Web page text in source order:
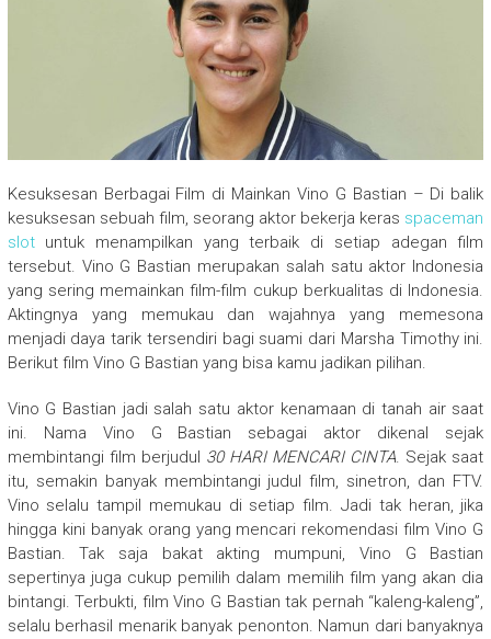
Kesuksesan Berbagai Film di Mainkan Vino G Bastian – Di balik
kesuksesan sebuah film, seorang aktor bekerja keras spaceman
slotuntuk menampilkan yang terbaik di setiap adegan film
tersebut. Vino G Bastian merupakan salah satu aktor Indonesia
yang sering memainkan film-film cukup berkualitas di Indonesia.
Aktingnya yang memukau dan wajahnya yang memesona
menjadi daya tarik tersendiri bagi suami dari Marsha Timothy ini.
Berikut film Vino G Bastian yang bisa kamu jadikan pilihan.
Vino G Bastian jadi salah satu aktor kenamaan di tanah air saat
ini. Nama Vino G Bastian sebagai aktor dikenal sejak
membintangi film berjudul 30 HARI MENCARI CINTA. Sejak saat
itu, semakin banyak membintangi judul film, sinetron, dan FTV.
Vino selalu tampil memukau di setiap film. Jadi tak heran, jika
hingga kini banyak orang yang mencari rekomendasi film Vino G
Bastian. Tak saja bakat akting mumpuni, Vino G Bastian
sepertinya juga cukup pemilih dalam memilih film yang akan dia
bintangi. Terbukti, film Vino G Bastian tak pernah “kaleng-kaleng”,
selalu berhasil menarik banyak penonton. Namun dari banyaknya